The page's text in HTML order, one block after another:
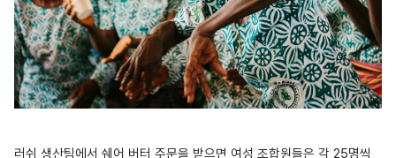
러쉬 생산팀에서 쉐어 버터 주문을 받으면 여성 조합원들은 각 25명씩